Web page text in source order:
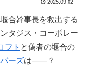
2025.09.02
合幹事長を救出する
タジス・コーポレー
フト と偽者の堰合の
ーズは――？